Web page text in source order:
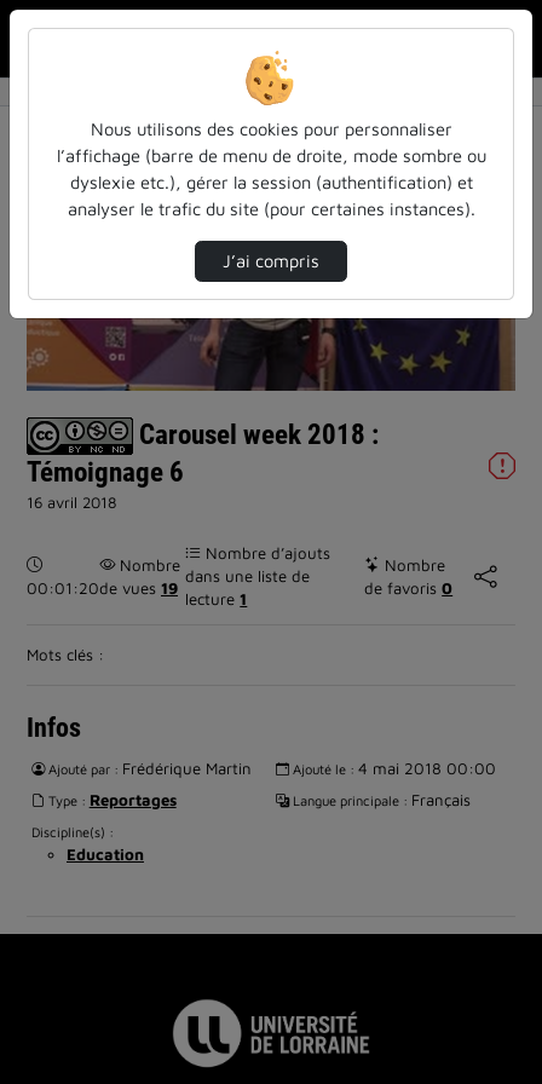
Carousel week 2018 : Témoignage 6
Lire
la
vidéo
Carousel week 2018 :
Témoignage 6
16 avril 2018
Durée :
00:01:20
Nombre
de vues 19
Nombre d’ajouts
dans une liste de
lecture1
Nombre
de favoris0
Mots clés :
Infos
Ajouté par : Frédérique Martin Ajouté le : 4 mai 2018 00:00
Type : Reportages Langue principale : Français
Discipline(s) :
Education
Nous utilisons des cookies pour personnaliser
l’affichage (barre de menu de droite, mode sombre ou
dyslexie etc.), gérer la session (authentification) et
analyser le trafic du site (pour certaines instances).
J’ai compris